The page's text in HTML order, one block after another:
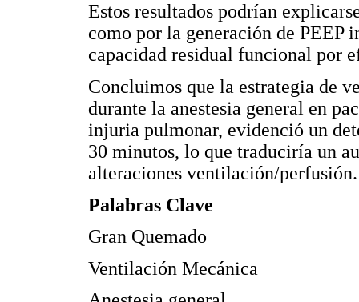
Estos resultados podrían
como por la generación de PEEP
capacidad residual funcional por
Concluimos que la estrategia de
durante la anestesia general en
injuria pulmonar, evidenció un
30 minutos, lo que traduciría un
alteraciones ventilación/perfusión.
Palabras Clave
Gran Quemado
Ventilación Mecánica